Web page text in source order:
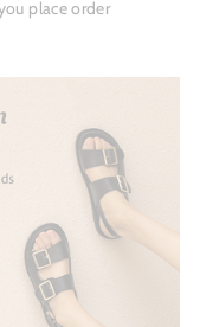
place order